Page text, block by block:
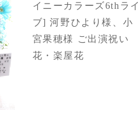
イニーカラーズ6thライ
ブ] 河野ひより様、小
宮果穂様 ご出演祝い
花・楽屋花